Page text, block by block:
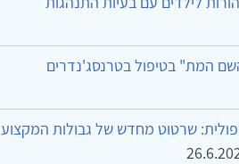
המת" בטיפול בטרנסג'נדרים
שרטוט מחדש של גבולות המקצוע